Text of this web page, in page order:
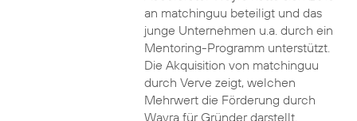
an matchinguu beteiligt und das
junge Unternehmen u.a. durch ein
Mentoring-Programm unterstützt.
Die Akquisition von matchinguu
durch Verve zeigt, welchen
Mehrwert die Förderung durch
Wayra für Gründer darstellt.